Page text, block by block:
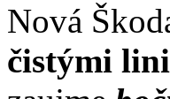
Nová
čistými